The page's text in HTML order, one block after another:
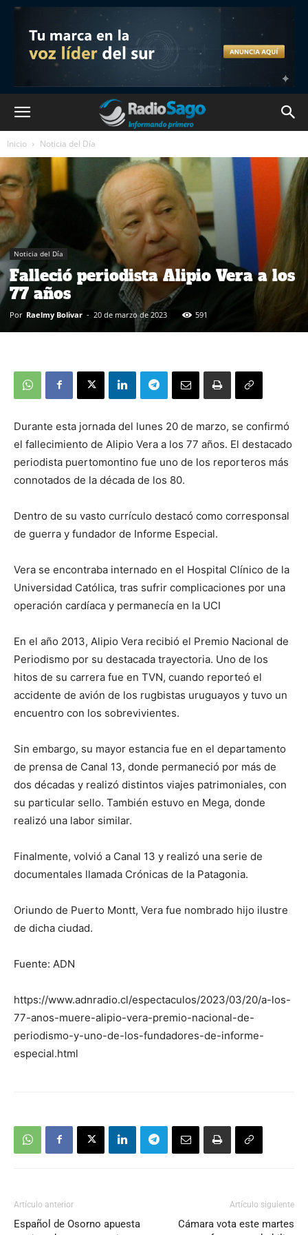
Inicio Noticia del Día
Noticia del Día
Falleció periodista Alipio Vera a los
77 años
Por Raelmy Bolivar - 20 de marzo de 2023 591
Durante esta jornada del lunes 20 de marzo, se confirmó
el fallecimiento de Alipio Vera a los 77 años. El destacado
periodista puertomontino fue uno de los reporteros más
connotados de la década de los 80.
Dentro de su vasto currículo destacó como corresponsal
de guerra y fundador de Informe Especial.
Vera se encontraba internado en el Hospital Clínico de la
Universidad Católica, tras sufrir complicaciones por una
operación cardíaca y permanecía en la UCI
En el año 2013, Alipio Vera recibió el Premio Nacional de
Periodismo por su destacada trayectoria. Uno de los
hitos de su carrera fue en TVN, cuando reporteó el
accidente de avión de los rugbistas uruguayos y tuvo un
encuentro con los sobrevivientes.
Sin embargo, su mayor estancia fue en el departamento
de prensa de Canal 13, donde permaneció por más de
dos décadas y realizó distintos viajes patrimoniales, con
su particular sello. También estuvo en Mega, donde
realizó una labor similar.
Finalmente, volvió a Canal 13 y realizó una serie de
documentales llamada Crónicas de la Patagonia.
Oriundo de Puerto Montt, Vera fue nombrado hijo ilustre
de dicha ciudad.
Fuente: ADN
https://www.adnradio.cl/espectaculos/2023/03/20/a-los-
77-anos-muere-alipio-vera-premio-nacional-de-
periodismo-y-uno-de-los-fundadores-de-informe-
especial.html
Artículo anterior
Español de Osorno apuesta
Artículo siguiente
Cámara vota este martes